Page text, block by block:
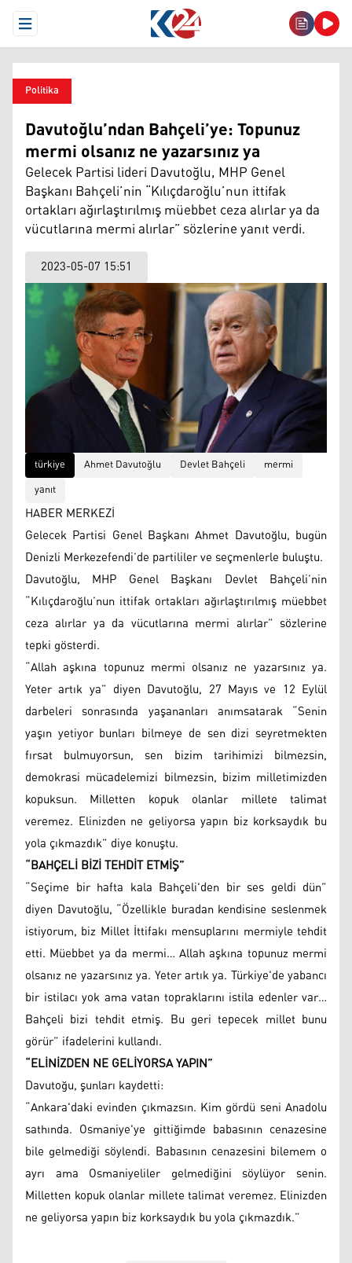
Open Menu
Politika
Davutoğlu’ndan Bahçeli’ye: Topunuz
mermi olsanız ne yazarsınız ya
Gelecek Partisi lideri Davutoğlu, MHP Genel
Başkanı Bahçeli’nin “Kılıçdaroğlu’nun ittifak
ortakları ağırlaştırılmış müebbet ceza alırlar ya da
vücutlarına mermi alırlar” sözlerine yanıt verdi.
2023-05-07 15:51
türkiye Ahmet Davutoğlu Devlet Bahçeli
mermi
yanıt
HABER MERKEZİ
Gelecek Partisi Genel Başkanı Ahmet Davutoğlu, bugün
Denizli Merkezefendi’de partililer ve seçmenlerle buluştu.
Davutoğlu, MHP Genel Başkanı Devlet Bahçeli’nin
“Kılıçdaroğlu’nun ittifak ortakları ağırlaştırılmış müebbet
ceza alırlar ya da vücutlarına mermi alırlar” sözlerine
tepki gösterdi.
“Allah aşkına topunuz mermi olsanız ne yazarsınız ya.
Yeter artık ya” diyen Davutoğlu, 27 Mayıs ve 12 Eylül
darbeleri sonrasında yaşananları anımsatarak “Senin
yaşın yetiyor bunları bilmeye de sen dizi seyretmekten
fırsat bulmuyorsun, sen bizim tarihimizi bilmezsin,
demokrasi mücadelemizi bilmezsin, bizim milletimizden
kopuksun. Milletten kopuk olanlar millete talimat
veremez. Elinizden ne geliyorsa yapın biz korksaydık bu
yola çıkmazdık” diye konuştu.
“BAHÇELİ BİZİ TEHDİT ETMİŞ”
“Seçime bir hafta kala Bahçeli'den bir ses geldi dün”
diyen Davutoğlu, “Özellikle buradan kendisine seslenmek
istiyorum, biz Millet İttifakı mensuplarını mermiyle tehdit
etti. Müebbet ya da mermi… Allah aşkına topunuz mermi
olsanız ne yazarsınız ya. Yeter artık ya. Türkiye'de yabancı
bir istilacı yok ama vatan topraklarını istila edenler var…
Bahçeli bizi tehdit etmiş. Bu geri tepecek millet bunu
görür” ifadelerini kullandı.
“ELİNİZDEN NE GELİYORSA YAPIN”
Davutoğu, şunları kaydetti:
“Ankara'daki evinden çıkmazsın. Kim gördü seni Anadolu
sathında. Osmaniye'ye gittiğimde babasının cenazesine
bile gelmediği söylendi. Babasının cenazesini bilemem o
ayrı ama Osmaniyeliler gelmediğini söylüyor senin.
Milletten kopuk olanlar millete talimat veremez. Elinizden
ne geliyorsa yapın biz korksaydık bu yola çıkmazdık.”